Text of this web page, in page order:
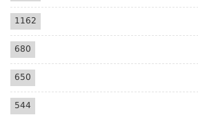
1162
680
650
544